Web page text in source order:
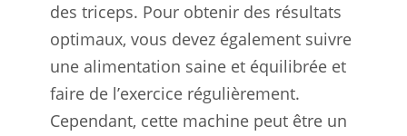
des triceps. Pour obtenir des résultats
optimaux, vous devez également suivre
une alimentation saine et équilibrée et
faire de l’exercice régulièrement.
Cependant, cette machine peut être un